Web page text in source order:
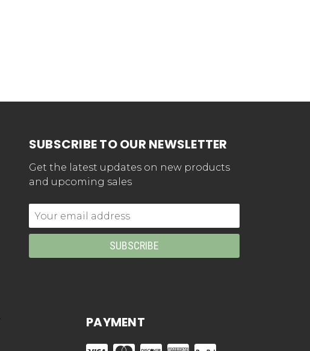
SUBSCRIBE TO OUR NEWSLETTER
Get the latest updates on new products
and upcoming sales
Email
Address
PAYMENT